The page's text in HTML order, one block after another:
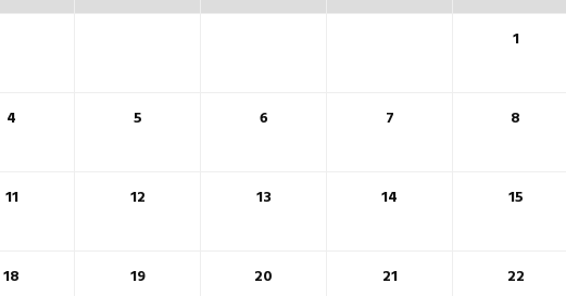
1
4 5 6 7 8
11 12 13 14 15
18 19 20 21 22